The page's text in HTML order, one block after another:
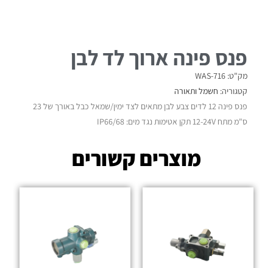
פנס פינה ארוך לד לבן
מק"ט: WAS-716
קטגוריה: חשמל ותאורה
פנס פינה 12 לדים צבע לבן מתאים לצד ימין/שמאל כבל באורך של 23
ס"מ מתח 12-24V תקן אטימות נגד מים: IP66/68
מוצרים קשורים